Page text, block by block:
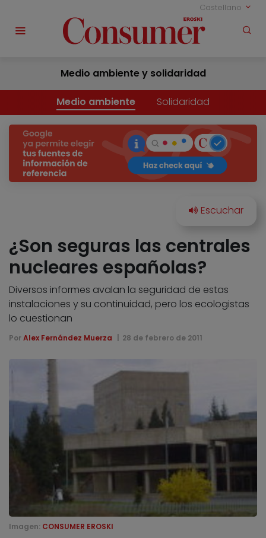
Castellano
Medio ambiente y solidaridad
Medio ambiente Solidaridad
¿Son seguras las centrales
nucleares españolas?
Diversos informes avalan la seguridad de estas
instalaciones y su continuidad, pero los ecologistas
lo cuestionan
Por Alex Fernández Muerza 28 de febrero de 2011
Imagen: CONSUMER EROSKI